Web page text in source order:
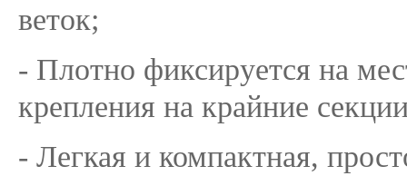
веток;
- Плотно фиксируется на
крепления на крайние
- Легкая и компактная,